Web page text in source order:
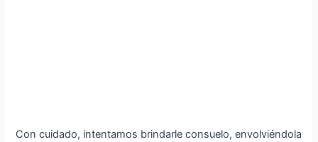
Con cuidado, intentamos brindarle consuelo, envolviéndola